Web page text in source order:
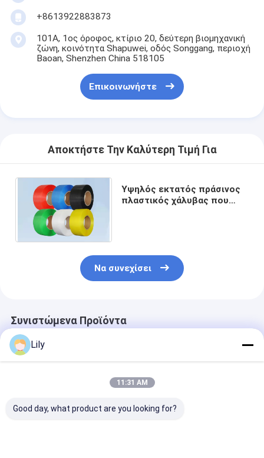
+8613922883873
101Α, 1ος όροφος, κτίριο 20, δεύτερη βιομηχανική
ζώνη, κοινότητα Shapuwei, οδός Songgang, περιοχή
Baoan, Shenzhen China 518105
Επικοινωνήστε
Αποκτήστε Την Καλύτερη Τιμή Για
Υψηλός εκτατός πράσινος
πλαστικός χάλυβας που
Να συνεχίσει
Συνιστώμενα Προϊόντα
Lily
11:31 AM
Good day, what product are you looking for?